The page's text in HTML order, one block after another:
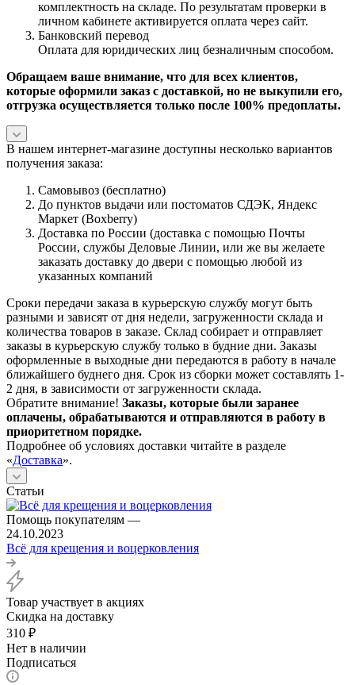
комплектность на складе. По результатам проверки в
личном кабинете активируется оплата через сайт.
Банковский перевод
Оплата для юридических лиц безналичным способом.
Обращаем ваше внимание, что для всех клиентов,
которые оформили заказ с доставкой, но не выкупили его,
отгрузка осуществляется только после 100% предоплаты.
В нашем интернет-магазине доступны несколько вариантов
получения заказа:
Самовывоз (бесплатно)
До пунктов выдачи или постоматов СДЭК, Яндекс
Маркет (Boxberry)
Доставка по России (доставка с помощью Почты
России, службы Деловые Линии, или же вы желаете
заказать доставку до двери с помощью любой из
указанных компаний
Сроки передачи заказа в курьерскую службу могут быть
разными и зависят от дня недели, загруженности склада и
количества товаров в заказе. Склад собирает и отправляет
заказы в курьерскую службу только в будние дни. Заказы
оформленные в выходные дни передаются в работу в начале
ближайшего буднего дня. Срок из сборки может составлять 1-
2 дня, в зависимости от загруженности склада.
Обратите внимание! Заказы, которые были заранее
оплачены, обрабатываются и отправляются в работу в
приоритетном порядке.
Подробнее об условиях доставки читайте в разделе
«Доставка».
Статьи
Помощь покупателям —
24.10.2023
Всё для крещения и воцерковления
Товар участвует в акциях
Скидка на доставку
310 ₽
Нет в наличии
Подписаться